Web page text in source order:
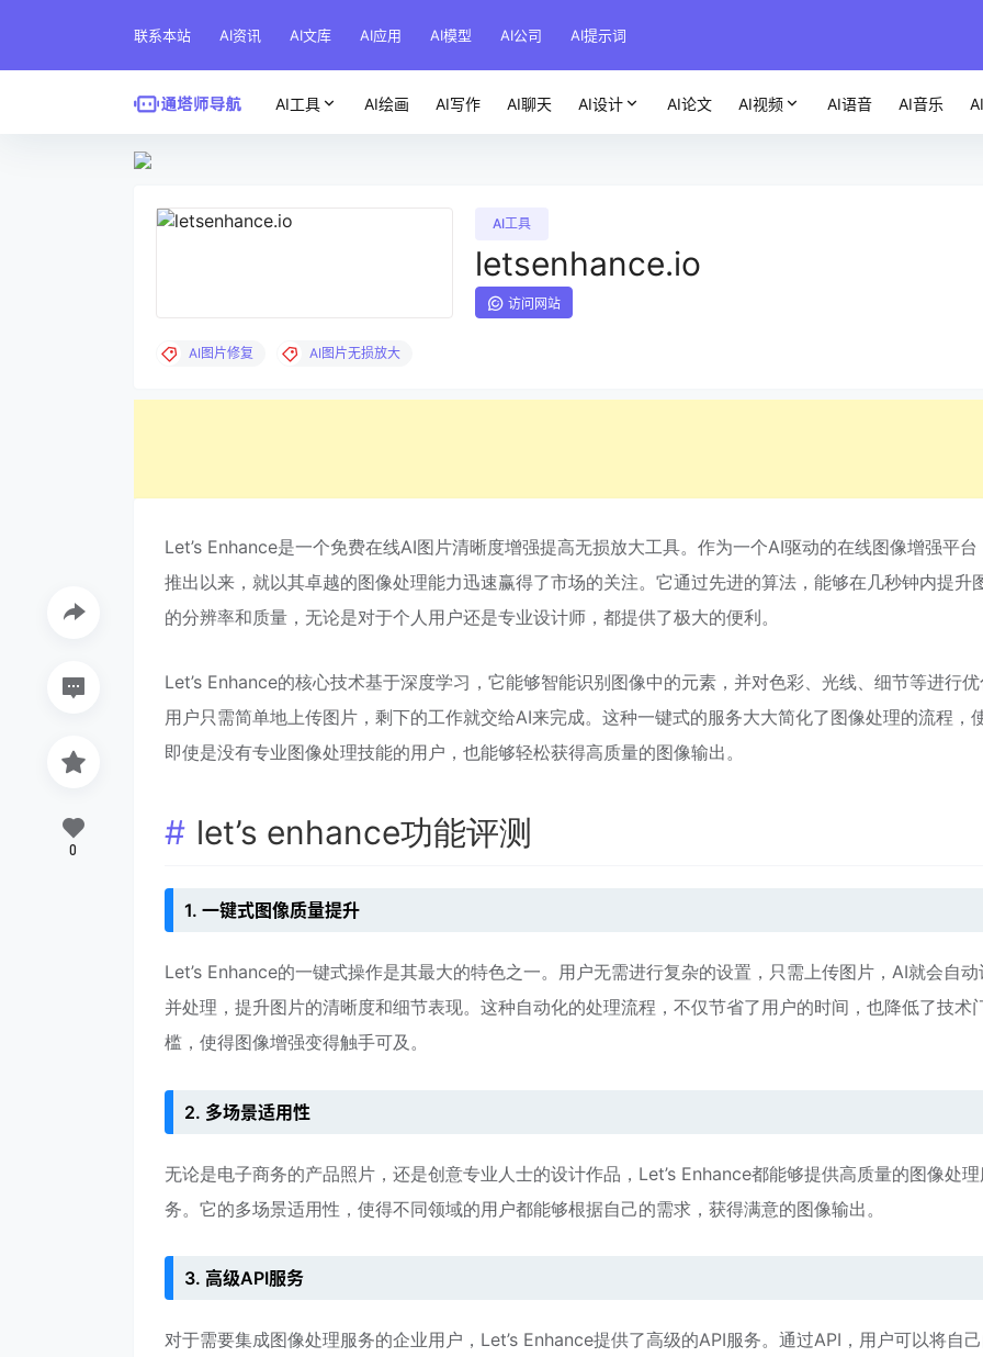
联系本站 AI资讯 AI文库 AI应用 AI模型 AI公司 AI提示词
AI工具 AI绘画 AI写作 AI聊天 AI设计 AI论文 AI视频 AI语音 AI音乐
AI工具
letsenhance.io
访问网站
AI图片修复 AI图片无损放大
Let’s Enhance是一个免费在线AI图片清晰度增强提高无损放大工具。作为一个AI驱动的在线图像增强平台
推出以来，就以其卓越的图像处理能力迅速赢得了市场的关注。它通过先进的算法，能够在几秒钟内提升
的分辨率和质量，无论是对于个人用户还是专业设计师，都提供了极大的便利。
Let’s Enhance的核心技术基于深度学习，它能够智能识别图像中的元素，并对色彩、光线、细节等进行优
用户只需简单地上传图片，剩下的工作就交给AI来完成。这种一键式的服务大大简化了图像处理的流程，
即使是没有专业图像处理技能的用户，也能够轻松获得高质量的图像输出。
let’s enhance功能评测
1. 一键式图像质量提升
Let’s Enhance的一键式操作是其最大的特色之一。用户无需进行复杂的设置，只需上传图片，AI就会自动
并处理，提升图片的清晰度和细节表现。这种自动化的处理流程，不仅节省了用户的时间，也降低了技术
槛，使得图像增强变得触手可及。
2. 多场景适用性
无论是电子商务的产品照片，还是创意专业人士的设计作品，Let’s Enhance都能够提供高质量的图像处理
务。它的多场景适用性，使得不同领域的用户都能够根据自己的需求，获得满意的图像输出。
3. 高级API服务
对于需要集成图像处理服务的企业用户，Let’s Enhance提供了高级的API服务。通过API，用户可以将自
0